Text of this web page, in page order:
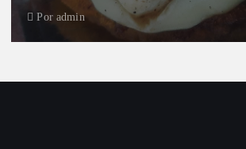
Por admin